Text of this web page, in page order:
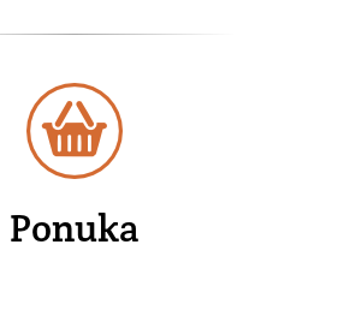
Ponuka